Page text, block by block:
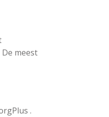
meest
.